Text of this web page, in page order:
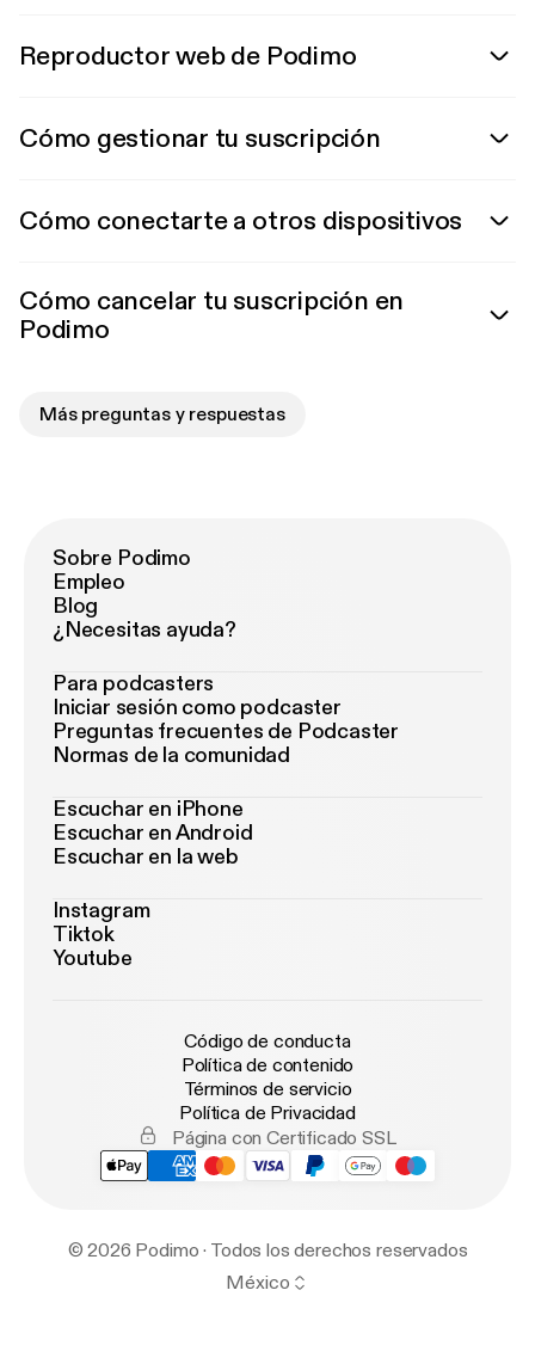
Reproductor web de Podimo
Cómo gestionar tu suscripción
Cómo conectarte a otros dispositivos
Cómo cancelar tu suscripción en
Podimo
Más preguntas y respuestas
Sobre Podimo
Empleo
Blog
¿Necesitas ayuda?
Para podcasters
Iniciar sesión como podcaster
Preguntas frecuentes de Podcaster
Normas de la comunidad
Escuchar en iPhone
Escuchar en Android
Escuchar en la web
Instagram
Tiktok
Youtube
Código de conducta
Política de contenido
Términos de servicio
Política de Privacidad
Página con Certificado SSL
© 2026 Podimo · Todos los derechos reservados
México